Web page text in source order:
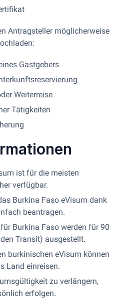
Antragsteller möglicherweise
Gastgebers
Weiterreise
Tätigkeiten
ist für die meisten
verfügbar.
Burkina Faso eVisum dank
beantragen.
Burkina Faso werden für 90
Transit) ausgestellt.
burkinischen eVisum können
Land einreisen.
zu verlängern,
erfolgen.